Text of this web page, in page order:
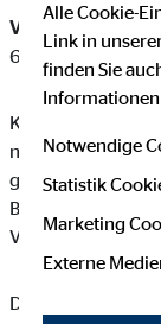
66
Karl Niklas ist ein
nach § 34 d Abs.
gemäß § 34d Abs.
Berufsrechtliche
VersVermV
Diese
Alle Cookie-
Link in
finden Sie
Notwendige
Statistik
Marketing
Externe